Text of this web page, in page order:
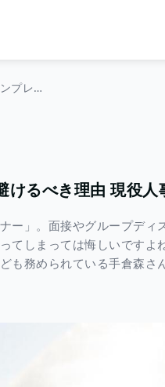
面接の際に「テンプレ髪型」を避けるべき理由 現役人事が語る
けるべき理由 現役人
ー」。面接やグループデ
てしまっては悔しいです
も務められている手倉森